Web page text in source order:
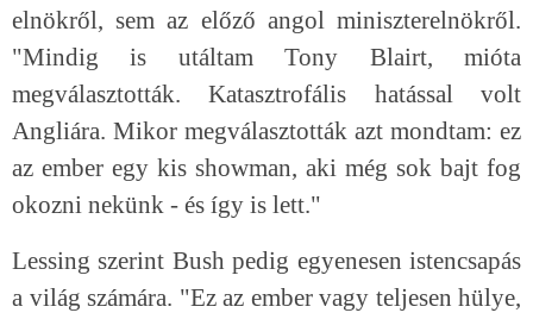
elnökről, sem az előző angol miniszterelnökről.
"Mindig is utáltam Tony Blairt, mióta
megválasztották. Katasztrofális hatással volt
Angliára. Mikor megválasztották azt mondtam: ez
az ember egy kis showman, aki még sok bajt fog
okozni nekünk - és így is lett."
Lessing szerint Bush pedig egyenesen istencsapás
a világ számára. "Ez az ember vagy teljesen hülye,